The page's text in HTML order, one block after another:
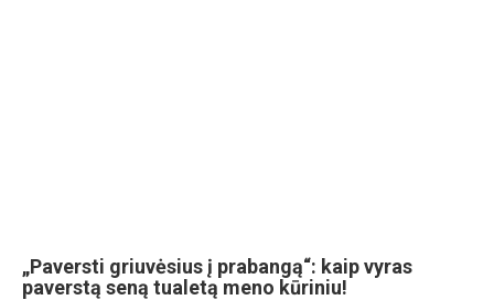
„Paversti griuvėsius į prabangą“: kaip vyras
paverstą seną tualetą meno kūriniu!